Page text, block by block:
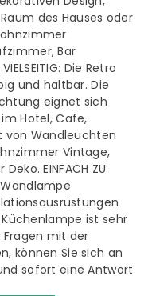
des Hauses oder
Bar
Die Retro
und haltbar. Die
eignet sich
Hotel, Cafe,
von Wandleuchten
Vintage,
EINFACH ZU
Wandlampe
ist sehr
mit der
können Sie sich an
sofort eine Antwort